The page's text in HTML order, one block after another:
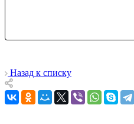
Назад к списку